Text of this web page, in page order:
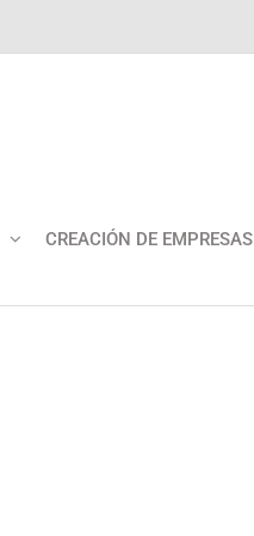
CREACIÓN DE EMPRESAS